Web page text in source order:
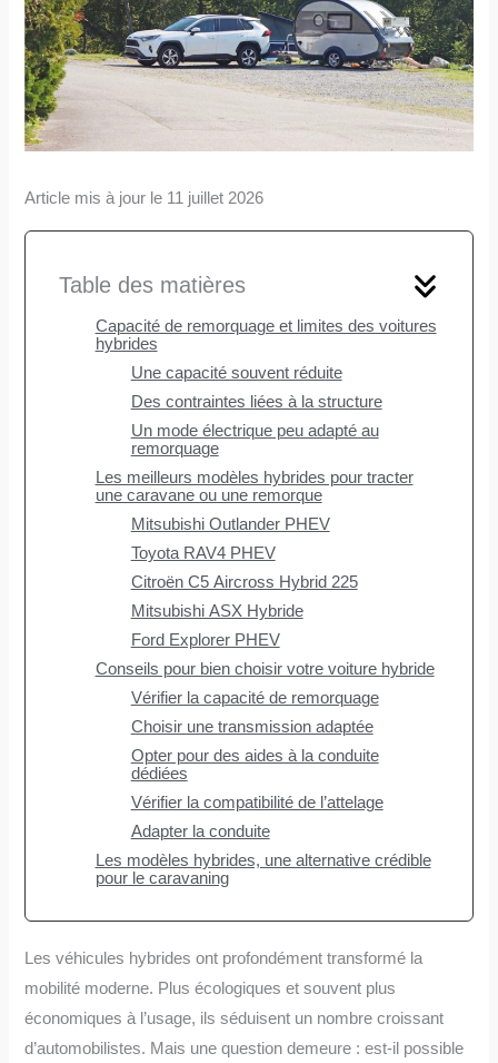
Article mis à jour le 11 juillet 2026
Table des matières
Capacité de remorquage et limites des voitures
hybrides
Une capacité souvent réduite
Des contraintes liées à la structure
Un mode électrique peu adapté au
remorquage
Les meilleurs modèles hybrides pour tracter
une caravane ou une remorque
Mitsubishi Outlander PHEV
Toyota RAV4 PHEV
Citroën C5 Aircross Hybrid 225
Mitsubishi ASX Hybride
Ford Explorer PHEV
Conseils pour bien choisir votre voiture hybride
Vérifier la capacité de remorquage
Choisir une transmission adaptée
Opter pour des aides à la conduite
dédiées
Vérifier la compatibilité de l’attelage
Adapter la conduite
Les modèles hybrides, une alternative crédible
pour le caravaning
Les véhicules hybrides ont profondément transformé la
mobilité moderne. Plus écologiques et souvent plus
économiques à l’usage, ils séduisent un nombre croissant
d’automobilistes. Mais une question demeure : est-il possible